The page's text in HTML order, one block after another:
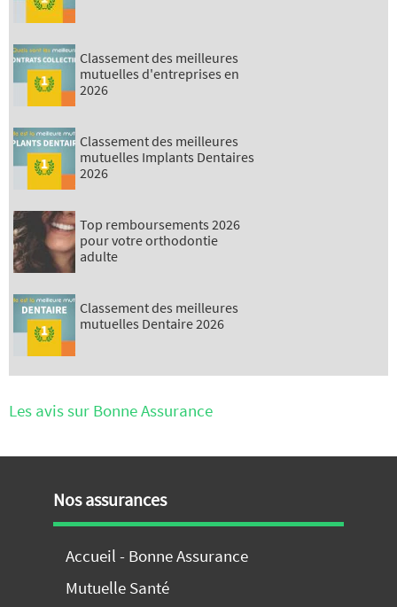
Classement des meilleures
mutuelles d'entreprises en
2026
Classement des meilleures
mutuelles Implants Dentaires
2026
Top remboursements 2026
pour votre orthodontie
adulte
Classement des meilleures
mutuelles Dentaire 2026
Les avis sur Bonne Assurance
Nos assurances
Accueil - Bonne Assurance
Mutuelle Santé